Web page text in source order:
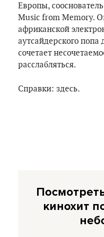
Европы,
Music from Memory.
африканской
аутсайдерского попа
сочетает
расслабляться.
Справки: здесь.
кинохит